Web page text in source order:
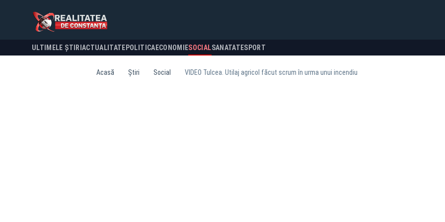
ULTIMELE ȘTIRI ACTUALITATE POLITICA ECONOMIESOCIALSANATATESPORT
Acasă Știri Social VIDEO Tulcea. Utilaj agricol făcut scrum în urma unui incendiu